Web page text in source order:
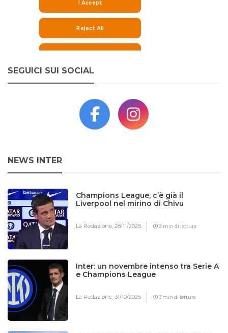
SEGUICI SUI SOCIAL
NEWS INTER
Champions League, c’è già il
Liverpool nel mirino di Chivu
La Redazione,28/11/2025 2 min di lettura
Inter: un novembre intenso tra Serie A
e Champions League
La Redazione,31/10/2025 3 min di lettura